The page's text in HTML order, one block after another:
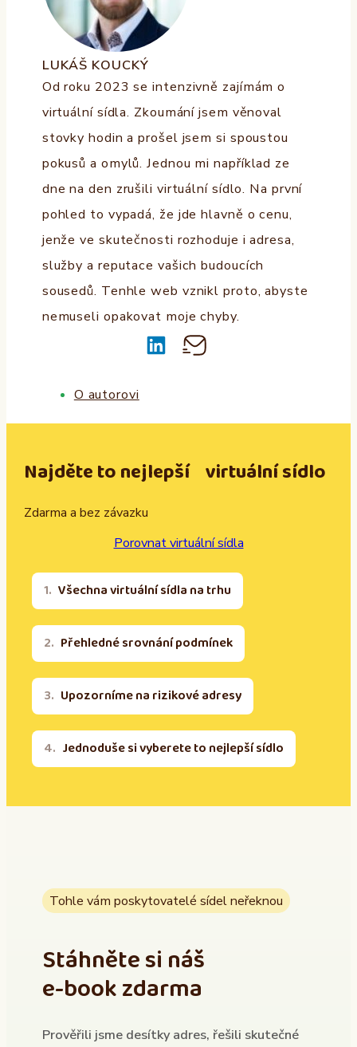
LUKÁŠ KOUCKÝ
Od roku 2023 se intenzivně zajímám o
virtuální sídla. Zkoumání jsem věnoval
stovky hodin a prošel jsem si spoustou
pokusů a omylů. Jednou mi například ze
dne na den zrušili virtuální sídlo. Na první
pohled to vypadá, že jde hlavně o cenu,
jenže ve skutečnosti rozhoduje i adresa,
služby a reputace vašich budoucích
sousedů. Tenhle web vznikl proto, abyste
nemuseli opakovat moje chyby.
O autorovi
Najděte to nejlepší virtuální sídlo
Zdarma a bez závazku
Porovnat virtuální sídla
Všechna virtuální sídla na trhu
Přehledné srovnání podmínek
Upozorníme na rizikové adresy
Jednoduše si vyberete to nejlepší sídlo
Tohle vám poskytovatelé sídel neřeknou
Stáhněte si náš
e-book zdarma
Prověřili jsme desítky adres, řešili skutečné